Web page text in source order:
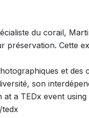
du corail,
Cette
et des
son
at a TEDx event
tedx